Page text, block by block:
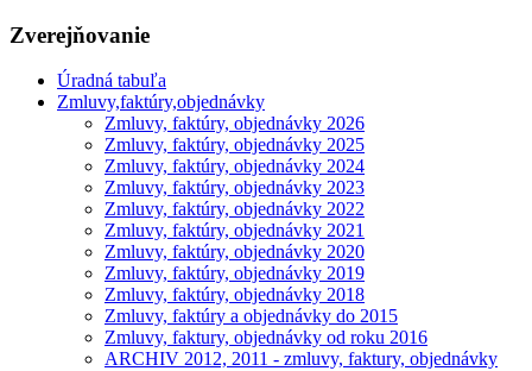
Zverejňovanie
Úradná tabuľa
Zmluvy,faktúry,objednávky
Zmluvy, faktúry, objednávky 2026
Zmluvy, faktúry, objednávky 2025
Zmluvy, faktúry, objednávky 2024
Zmluvy, faktúry, objednávky 2023
Zmluvy, faktúry, objednávky 2022
Zmluvy, faktúry, objednávky 2021
Zmluvy, faktúry, objednávky 2020
Zmluvy, faktúry, objednávky 2019
Zmluvy, faktúry, objednávky 2018
Zmluvy, faktúry a objednávky do 2015
Zmluvy, faktury, objednávky od roku 2016
ARCHIV 2012, 2011 - zmluvy, faktury, objednávky